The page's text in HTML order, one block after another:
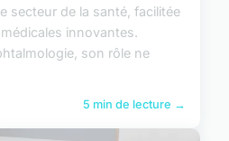
secteur de la santé, facilitée
innovantes.
son rôle ne
5 min de lecture →